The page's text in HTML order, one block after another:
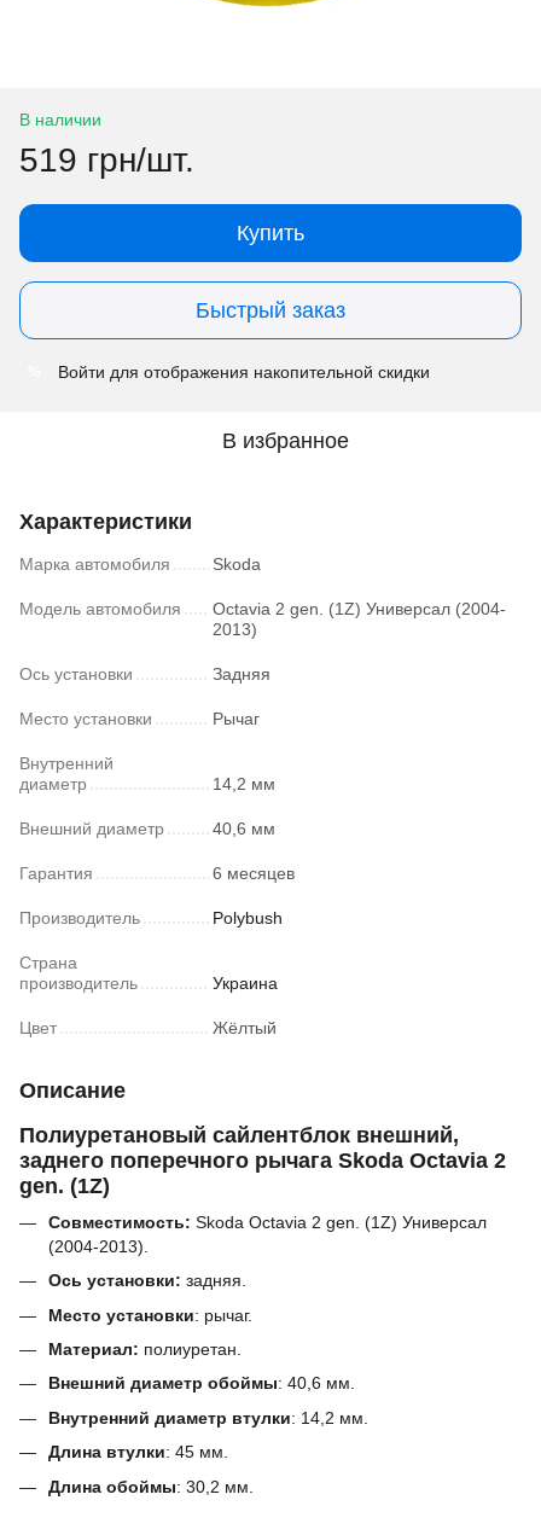
В наличии
519 грн/шт.
Купить
Быстрый заказ
Войти для отображения накопительной скидки
В избранное
Характеристики
Марка автомобиля Skoda
Модель автомобиля
Octavia 2 gen. (1Z) Универсал (2004-
2013)
Ось установки Задняя
Место установки Рычаг
Внутренний
диаметр
14,2 мм
Внешний диаметр 40,6 мм
Гарантия 6 месяцев
Производитель Polybush
Страна
производитель
Украина
Цвет Жёлтый
Описание
Полиуретановый сайлентблок внешний,
заднего поперечного рычага Skoda Octavia 2
gen. (1Z)
Совместимость: Skoda Octavia 2 gen. (1Z) Универсал
(2004-2013).
Ось установки: задняя.
Место установки: рычаг.
Материал: полиуретан.
Внешний диаметр обоймы: 40,6 мм.
Внутренний диаметр втулки: 14,2 мм.
Длина втулки: 45 мм.
Длина обоймы: 30,2 мм.